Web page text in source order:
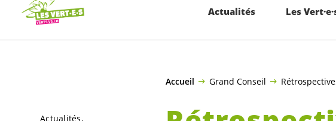
Actualités Les
Accueil Grand Conseil
Actualités